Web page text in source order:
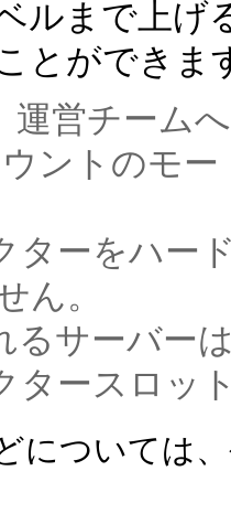
ルまで上げ
とができま
運営チーム
ントのモ
ターをハー
ん。
るサーバー
タースロッ
については